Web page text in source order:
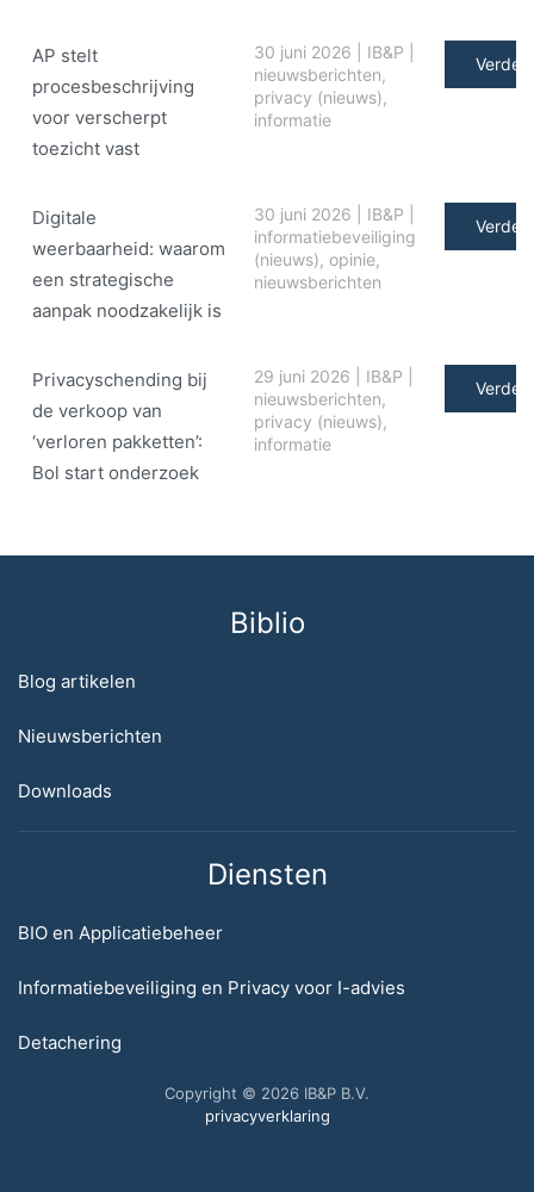
AP stelt
procesbeschrijving
voor verscherpt
toezicht vast
30 juni 2026 IB&P
nieuwsberichten,
privacy (nieuws),
informatie
Verder
Digitale
weerbaarheid: waarom
een strategische
aanpak noodzakelijk is
30 juni 2026 IB&P
informatiebeveiliging
(nieuws), opinie,
nieuwsberichten
Verder
Privacyschending bij
de verkoop van
‘verloren pakketten’:
Bol start onderzoek
29 juni 2026 IB&P
nieuwsberichten,
privacy (nieuws),
informatie
Verder
Biblio
Blog artikelen
Nieuwsberichten
Downloads
Diensten
BIO en Applicatiebeheer
Informatiebeveiliging en Privacy voor I-advies
Detachering
Copyright © 2026 IB&P B.V.
privacyverklaring